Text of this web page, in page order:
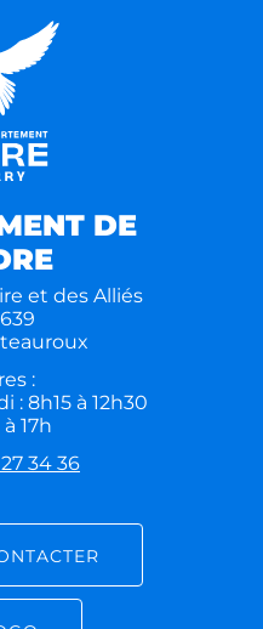
DE
et des Alliés
:
: 8h15 à 12h30
17h
34 36